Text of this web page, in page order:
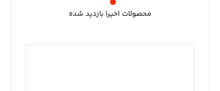
محصولات اخیرا بازدید شده